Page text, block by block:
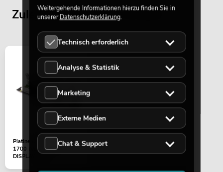
Zuletzt angesehene Artikel
Platine (Display) DDA-
1700 (Voice Series
DISPLAY PCB)
Weitergehende Informationen hierzu finden Sie in
unsererDatenschutzerklärung.
Technisch erforderlich
Analyse & Statistik
Marketing
Externe Medien
Chat & Support